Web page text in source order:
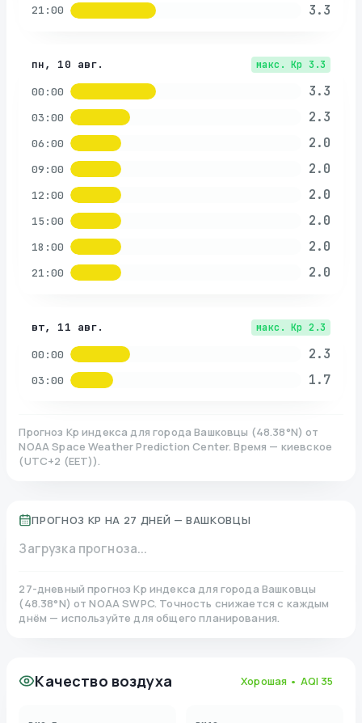
21:00 3.3
пн, 10 авг. макс. Kp 3.3
00:00 3.3
03:00 2.3
06:00 2.0
09:00 2.0
12:00 2.0
15:00 2.0
18:00 2.0
21:00 2.0
вт, 11 авг. макс. Kp 2.3
00:00 2.3
03:00 1.7
Прогноз Kp индекса для города Вашковцы (48.38°N)от
NOAA Space Weather Prediction Center. Время — киевское
(UTC+2 (EET)).
ПРОГНОЗ KP НА 27 ДНЕЙ — ВАШКОВЦЫ
Загрузка прогноза...
27-дневный прогноз Kp индекса для города Вашковцы
(48.38°N)от NOAA SWPC. Точность снижается с каждым
днём — используйте для общего планирования.
Качество воздуха Хорошая • AQI 35